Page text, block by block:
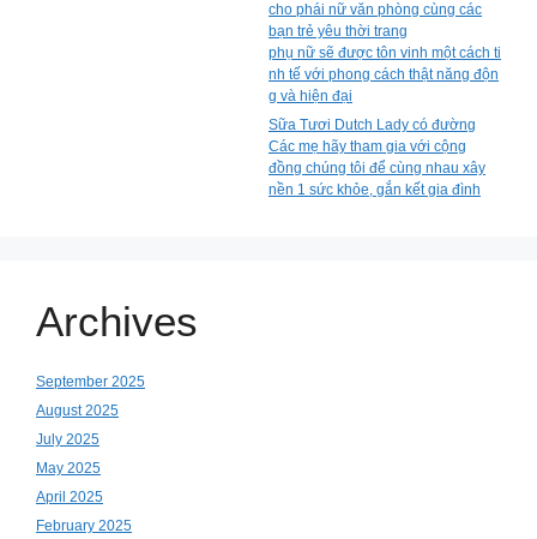
cho phái nữ văn phòng cùng các
bạn trẻ yêu thời trang
phụ nữ sẽ được tôn vinh một cách ti
nh tế với phong cách thật năng độn
g và hiện đại
Sữa Tươi Dutch Lady có đường
Các mẹ hãy tham gia với cộng
đồng chúng tôi để cùng nhau xây
nền 1 sức khỏe, gắn kết gia đình
Archives
September 2025
August 2025
July 2025
May 2025
April 2025
February 2025